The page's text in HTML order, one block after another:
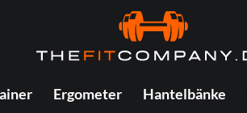
Ergometer Hantelbänke